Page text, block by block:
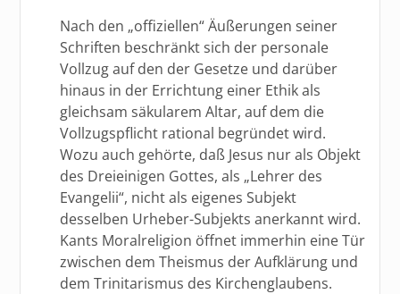
Nach den „offiziellen“ Äußerungen seiner
Schriften beschränkt sich der personale
Vollzug auf den der Gesetze und darüber
hinaus in der Errichtung einer Ethik als
gleichsam säkularem Altar, auf dem die
Vollzugspflicht rational begründet wird.
Wozu auch gehörte, daß Jesus nur als Objekt
des Dreieinigen Gottes, als „Lehrer des
Evangelii“, nicht als eigenes Subjekt
desselben Urheber-Subjekts anerkannt wird.
Kants Moralreligion öffnet immerhin eine Tür
zwischen dem Theismus der Aufklärung und
dem Trinitarismus des Kirchenglaubens.